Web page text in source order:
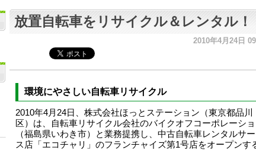
放置自転車をリサイクル＆レンタル！
2010年4月24日
環境にやさしい自転車リサイクル
2010年4月24日、株式会社ほっとステーション（東京都品川
区）は、自転車リサイクル会社のバイクオフコーポレーシ
（福島県いわき市）と業務提携し、中古自転車レンタルサ
ス店「エコチャリ」のフランチャイズ第1号店をオープンす